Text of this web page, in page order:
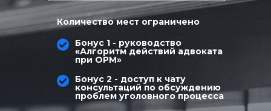
Бонус 1 - руководство
«Алгоритм действий адвоката
при ОРМ»
Количество мест ограничено
Бонус 2 - доступ к чату
консультаций по обсуждению
проблем уголовного процесса